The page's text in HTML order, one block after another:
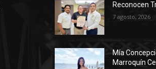
Reconocen
7 agosto, 2026
Mía
Marroquín